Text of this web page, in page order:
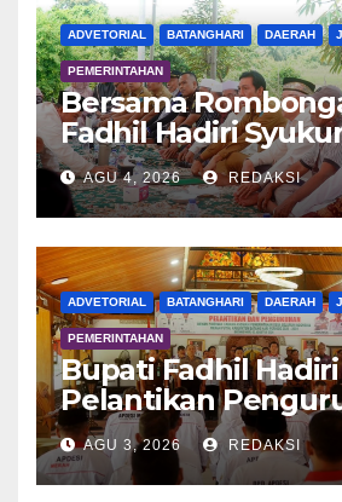
ADVETORIAL BATANGHARI DAERAH
PEMERINTAHAN
Bersama
Fadhil Hadiri
Tanam Padi di
AGU 4, 2026 REDAKSI
ADVETORIAL BATANGHARI DAERAH
PEMERINTAHAN
Bupati Fadhil Hadiri
Pelantikan
APDESI MP
AGU 3, 2026 REDAKSI